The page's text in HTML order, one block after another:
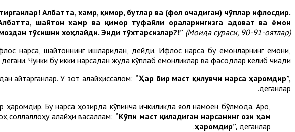
Албатта, хамр, қимор, бутлар ва (фол очадиган) чўплар ифлосдир.
шайтон хамр ва қимор туфайли ораларингизга адоват ва ёмон
тўсишни хоҳлайди. Энди тўхтарсизлар?!” (Моида сураси, 90-91-оятлар).
нарса, шайтоннинг ишларидан, дейди. Ифлос нарса бу ёмонларнинг ёмони,
Чунки бу икки нарсадан жуда кўплаб ёмонликлар ва фасодлар келиб чиқади.
қайтарганлар. У зот алайҳиссалом: “Ҳар бир маст қилувчи нарса ҳаромдир”,
деганлар.
Бу нарса ҳозирда кўпинча ичкиликда яққол намоён бўлмоқда. Ароқ,
соллаллоҳу алайҳи васаллам: “Кўпи маст қиладиган нарсанинг ози ҳам
ҳаромдир”, деганлар.